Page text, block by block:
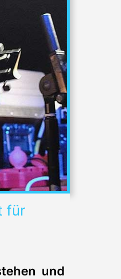
für
und